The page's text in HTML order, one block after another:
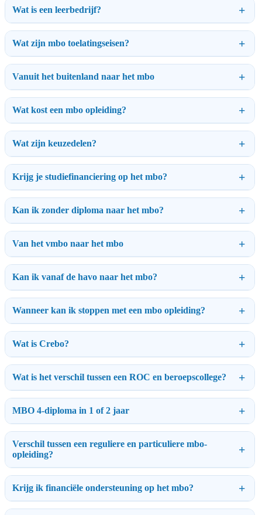
Wat is een leerbedrijf?
Wat zijn mbo toelatingseisen?
Vanuit het buitenland naar het mbo
Wat kost een mbo opleiding?
Wat zijn keuzedelen?
Krijg je studiefinanciering op het mbo?
Kan ik zonder diploma naar het mbo?
Van het vmbo naar het mbo
Kan ik vanaf de havo naar het mbo?
Wanneer kan ik stoppen met een mbo opleiding?
Wat is Crebo?
Wat is het verschil tussen een ROC en beroepscollege?
MBO 4-diploma in 1 of 2 jaar
Verschil tussen een reguliere en particuliere mbo-
opleiding?
Krijg ik financiële ondersteuning op het mbo?